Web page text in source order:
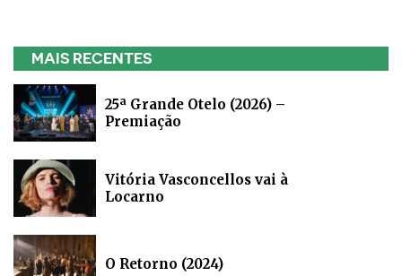
MAIS RECENTES
25ª Grande Otelo (2026) –
Premiação
Vitória Vasconcellos vai à
Locarno
O Retorno (2024)